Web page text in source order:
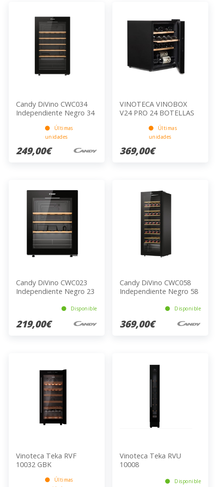
Candy DiVino CWC034
Independiente Negro 34
Últimas
unidades
249,00€
VINOTECA VINOBOX
V24 PRO 24 BOTELLAS
Últimas
unidades
369,00€
Candy DiVino CWC023
Independiente Negro 23
Disponible
219,00€
Candy DiVino CWC058
Independiente Negro 58
Disponible
369,00€
Vinoteca Teka RVF
10032 GBK
Últimas
Vinoteca Teka RVU
10008
Disponible